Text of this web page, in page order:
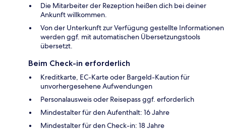
Die Mitarbeiter der Rezeption heißen dich bei deiner
Ankunft willkommen.
Von der Unterkunft zur Verfügung gestellte Informationen
werden ggf. mit automatischen Übersetzungstools
übersetzt.
Beim Check-in erforderlich
Kreditkarte, EC-Karte oder Bargeld-Kaution für
unvorhergesehene Aufwendungen
Personalausweis oder Reisepass ggf. erforderlich
Mindestalter für den Aufenthalt: 16 Jahre
Mindestalter für den Check-in: 18 Jahre